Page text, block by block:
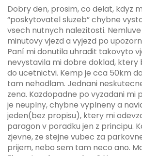
Dobry den, prosim, co delat, kdyz
“poskytovatel sluzeb” chybne
vsech nutnych nalezitosti. Nemluve
minutovy vjezd a vyjezd po
Paní mi donutila uhradit takovyto
nevystavila mi dobre doklad,
do ucetnictvi. Kemp je cca 50km
tam nehodlam. Jednani
zena. Kazdopadne po vyzadani mi
je neuplny, chybne vyplneny a
jeden(bez propisu), ktery mi
paragon v poradku jen z principu.
zjevne, ze stejne vubec za
prijem, nebo sem tam neco ano.